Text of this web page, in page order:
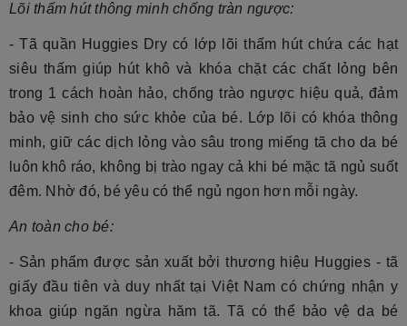
Lõi thấm hút thông minh chống tràn ngược:
- Tã quần Huggies Dry có lớp lõi thấm hút chứa các hạt
siêu thấm giúp hút khô và khóa chặt các chất lỏng bên
trong 1 cách hoàn hảo, chống trào ngược hiệu quả, đảm
bảo vệ sinh cho sức khỏe của bé. Lớp lõi có khóa thông
minh, giữ các dịch lỏng vào sâu trong miếng tã cho da bé
luôn khô ráo, không bị trào ngay cả khi bé mặc tã ngủ suốt
đêm. Nhờ đó, bé yêu có thể ngủ ngon hơn mỗi ngày.
An toàn cho bé:
- Sản phẩm được sản xuất bởi thương hiệu Huggies - tã
giấy đầu tiên và duy nhất tại Việt Nam có chứng nhận y
khoa giúp ngăn ngừa hăm tã. Tã có thể bảo vệ da bé